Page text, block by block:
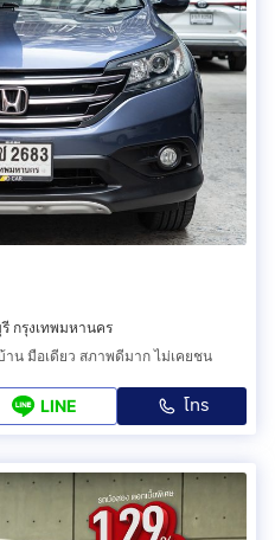
กรุงเทพมหานคร
าน มือเดียว สภาพดีมาก ไม่เคยชน
LINE โทร